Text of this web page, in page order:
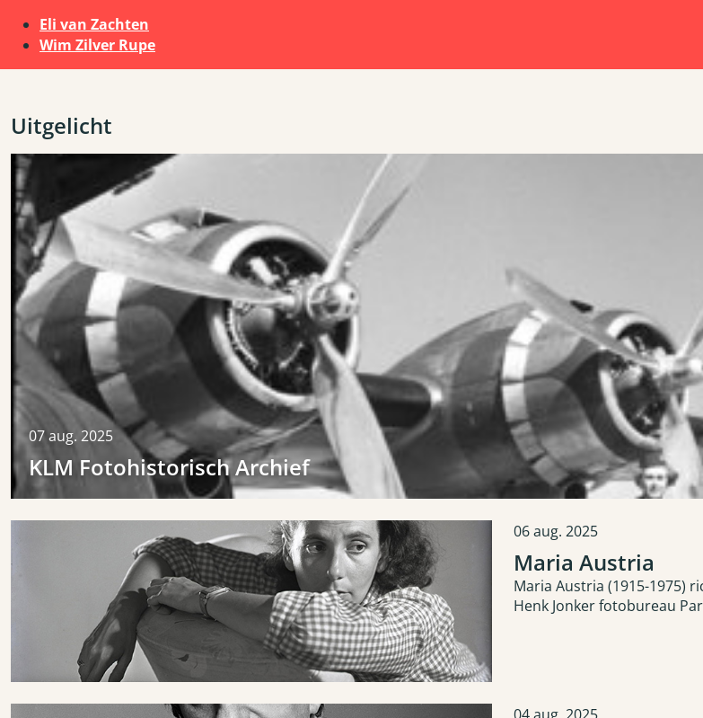
Eli van Zachten
Wim Zilver Rupe
Uitgelicht
07aug. 2025
KLM Fotohistorisch Archief
06aug. 2025
Maria Austria
Maria Austria (1915-1975)
Henk Jonker fotobureau